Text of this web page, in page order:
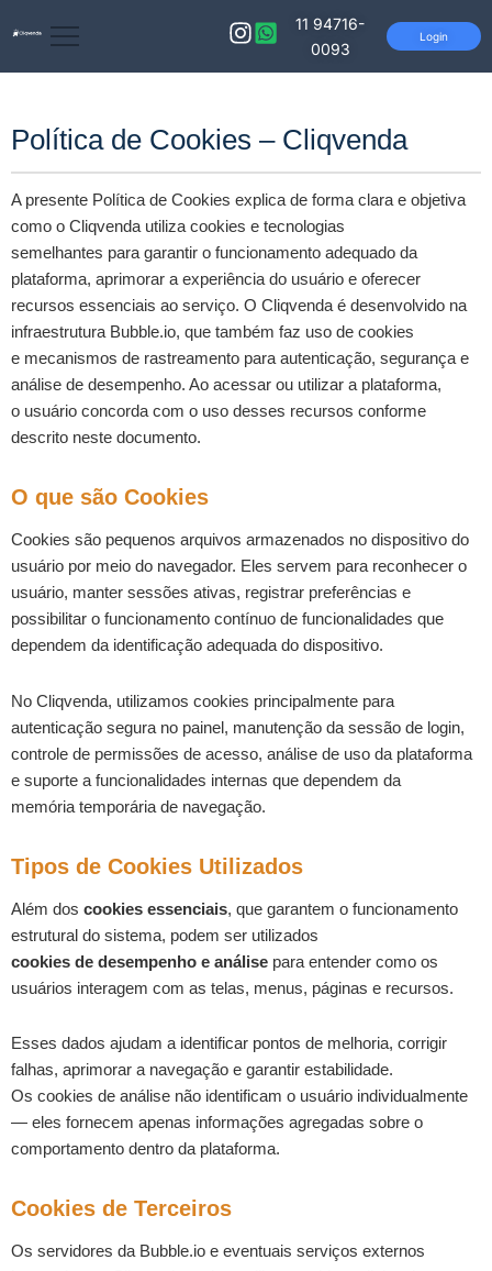
11 94716-
0093
Login
Política de Cookies – Cliqvenda
A presente Política de Cookies explica de forma clara e objetiva
como o Cliqvenda utiliza cookies e tecnologias
semelhantes para garantir o funcionamento adequado da
plataforma, aprimorar a experiência do usuário e oferecer
recursos essenciais ao serviço. O Cliqvenda é desenvolvido na
infraestrutura Bubble.io, que também faz uso de cookies
e mecanismos de rastreamento para autenticação, segurança e
análise de desempenho. Ao acessar ou utilizar a plataforma,
o usuário concorda com o uso desses recursos conforme
descrito neste documento.
O que são Cookies
Cookies são pequenos arquivos armazenados no dispositivo do
usuário por meio do navegador. Eles servem para reconhecer o
usuário, manter sessões ativas, registrar preferências e
possibilitar o funcionamento contínuo de funcionalidades que
dependem da identificação adequada do dispositivo.
No Cliqvenda, utilizamos cookies principalmente para
autenticação segura no painel, manutenção da sessão de login,
controle de permissões de acesso, análise de uso da plataforma
e suporte a funcionalidades internas que dependem da
memória temporária de navegação.
Tipos de Cookies Utilizados
Além dos cookies essenciais, que garantem o funcionamento
estrutural do sistema, podem ser utilizados
cookies de desempenho e análise para entender como os
usuários interagem com as telas, menus, páginas e recursos.
Esses dados ajudam a identificar pontos de melhoria, corrigir
falhas, aprimorar a navegação e garantir estabilidade.
Os cookies de análise não identificam o usuário individualmente
— eles fornecem apenas informações agregadas sobre o
comportamento dentro da plataforma.
Cookies de Terceiros
Os servidores da Bubble.io e eventuais serviços externos